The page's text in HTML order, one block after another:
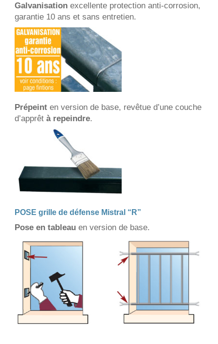
Galvanisation excellente protection anti-corrosion,
garantie 10 ans et sans entretien.
Prépeint en version de base, revêtue d’une couche
d’apprêt à repeindre.
POSE grille de défense Mistral “R”
Pose en tableau en version de base.